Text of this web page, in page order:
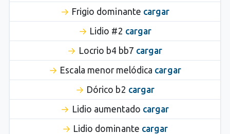
Frigio dominante cargar
Lidio #2 cargar
Locrio b4 bb7 cargar
Escala menor melódica cargar
Dórico b2 cargar
Lidio aumentado cargar
Lidio dominante cargar